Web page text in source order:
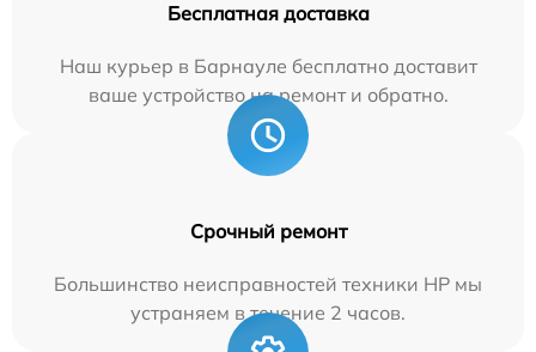
Бесплатная доставка
Наш курьер в Барнауле бесплатно доставит
ваше устройство на ремонт и обратно.
Срочный ремонт
Большинство неисправностей техники HP мы
устраняем в течение 2 часов.